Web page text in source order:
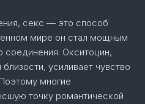
секс — это способ
мире он стал мощным
Окситоцин,
усиливает чувство
многие
точку романтической